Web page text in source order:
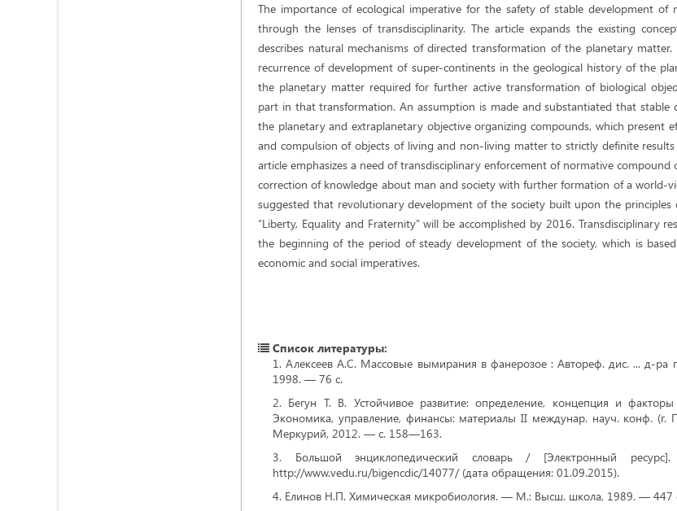
The importance of ecological imperative for the safety of stable development of
through the lenses of transdisciplinarity. The article expands the existing
describes natural mechanisms of directed transformation of the planetary
recurrence of development of super-continents in the geological history of the
the planetary matter required for further active transformation of biological
part in that transformation. An assumption is made and substantiated that stable
the planetary and extraplanetary objective organizing compounds, which present
and compulsion of objects of living and non-living matter to strictly definite
article emphasizes a need of transdisciplinary enforcement of normative compound
correction of knowledge about man and society with further formation of a world-
suggested that revolutionary development of the society built upon the principles
“Liberty, Equality and Fraternity” will be accomplished by 2016. Transdisciplinary
the beginning of the period of steady development of the society, which is
economic and social imperatives.
Список литературы:
Алексеев А.С. Массовые вымирания в фанерозое : Автореф. дис. ... д-
1998. — 76 с.
Бегун Т. В. Устойчивое развитие: определение, концепция и
Экономика, управление, финансы: материалы II междунар. науч. конф.
Меркурий, 2012. — с. 158—163.
Большой энциклопедический словарь / [Электронный
http://www.vedu.ru/bigencdic/14077/ (дата обращения: 01.09.2015).
Елинов Н.П. Химическая микробиология. — М.: Высш. школа, 1989. — 447